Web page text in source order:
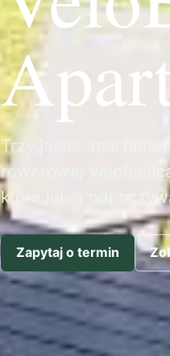
Trzy jasne
rowerowej
które lubią
Zapytaj o termin